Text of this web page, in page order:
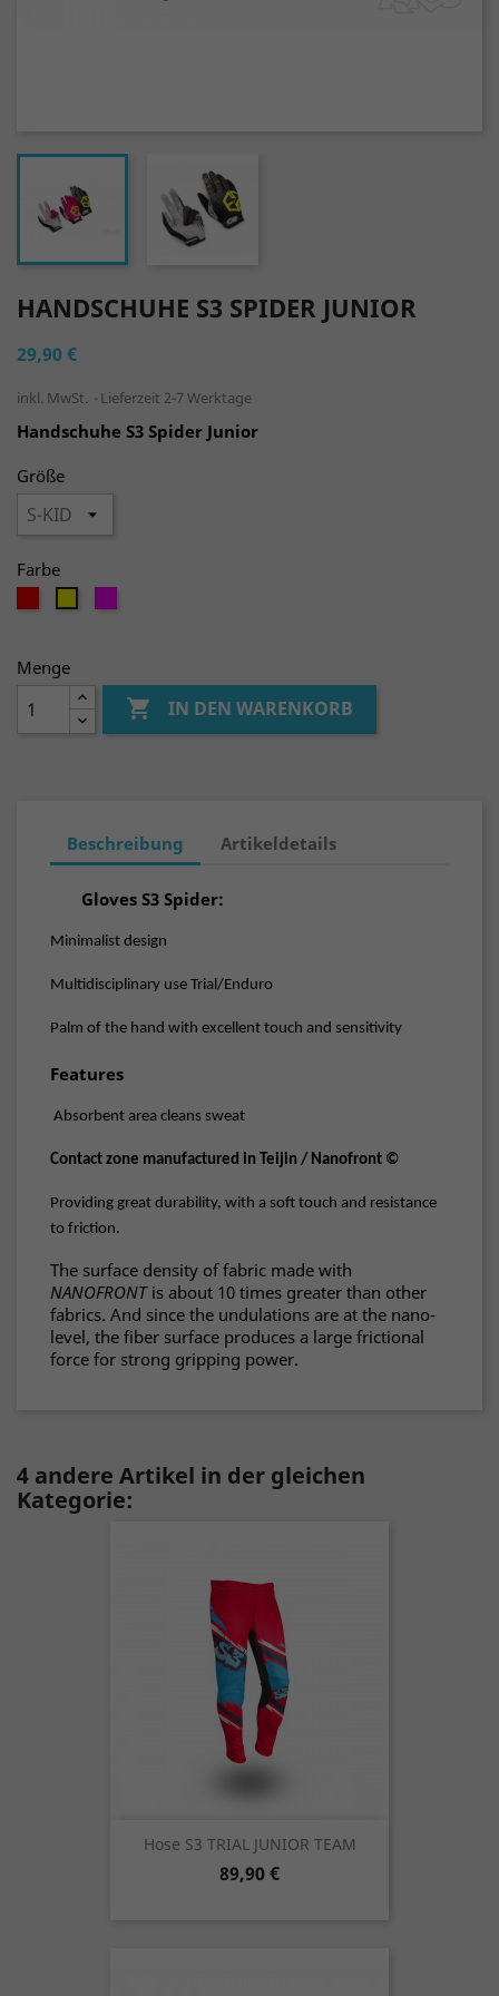
HANDSCHUHE S3 SPIDER JUNIOR
29,90 €
inkl. MwSt. Lieferzeit 2-7 Werktage
Handschuhe S3 Spider Junior
Größe
Farbe
Menge
 IN DEN WARENKORB
Beschreibung Artikeldetails
Gloves S3 Spider:
Minimalist design
Multidisciplinary use Trial/Enduro
Palm of the hand with excellent touch and sensitivity
Features
Absorbent area cleans sweat
Contact zone manufactured in Teijin / Nanofront ©
Providing great durability, with a soft touch and resistance
to friction.
The surface density of fabric made with
NANOFRONTis about 10 times greater than other
fabrics. And since the undulations are at the nano-
level, the fiber surface produces a large frictional
force for strong gripping power.
4 andere Artikel in der gleichen
Kategorie:
Hose S3 TRIAL JUNIOR TEAM
Preis
89,90 €